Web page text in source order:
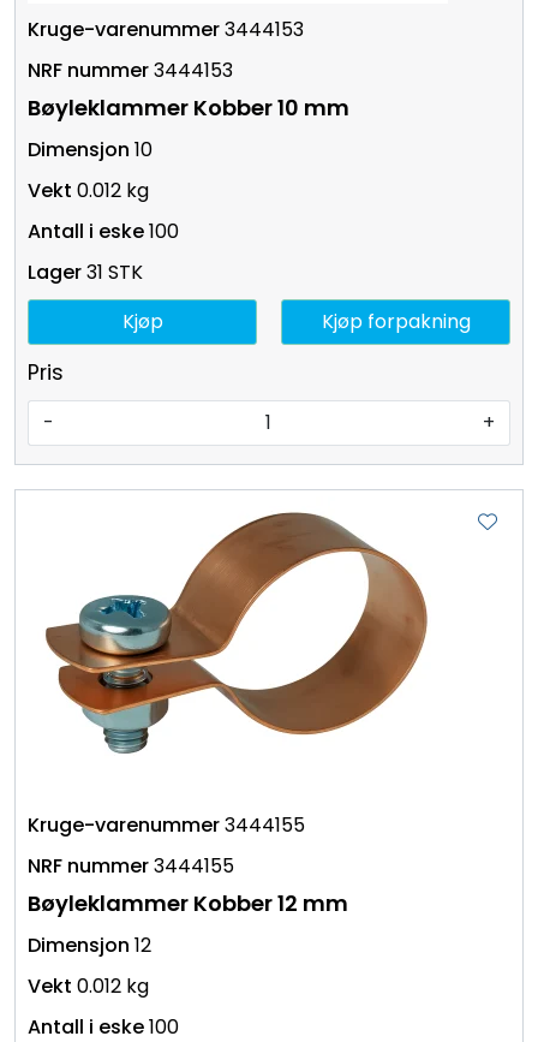
3444153
3444153
Bøyleklammer Kobber 10 mm
10
0.012 kg
100
31 STK
Pris
- +
Kjøp Kjøp forpakning
3444155
3444155
Bøyleklammer Kobber 12 mm
12
0.012 kg
100